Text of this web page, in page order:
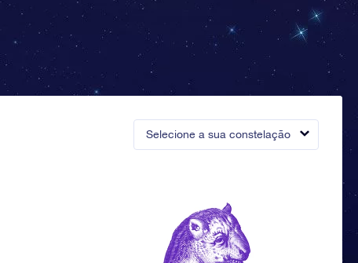
Selecione a sua constelação